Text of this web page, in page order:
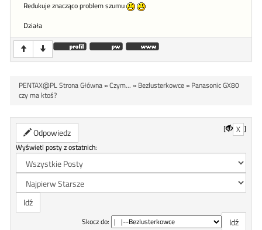
Redukuje znacząco problem szumu
Działa
PENTAX@PL Strona Główna»Czym... » Bezlusterkowce» Panasonic GX80
czy ma ktoś?
Odpowiedz [ X ]
Wyświetl posty z ostatnich:
Skocz do: